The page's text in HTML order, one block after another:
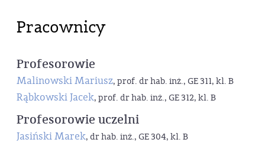
Pracownicy
Profesorowie
Malinowski Mariusz, prof. dr hab. inż., GE 311, kl. B
Rąbkowski Jacek, prof. dr hab. inż., GE 312, kl. B
Profesorowie uczelni
Jasiński Marek, dr hab. inż., GE 304, kl. B